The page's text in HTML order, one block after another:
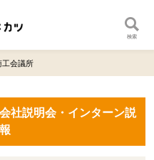
検索
工会議所
社説明会・インターン説